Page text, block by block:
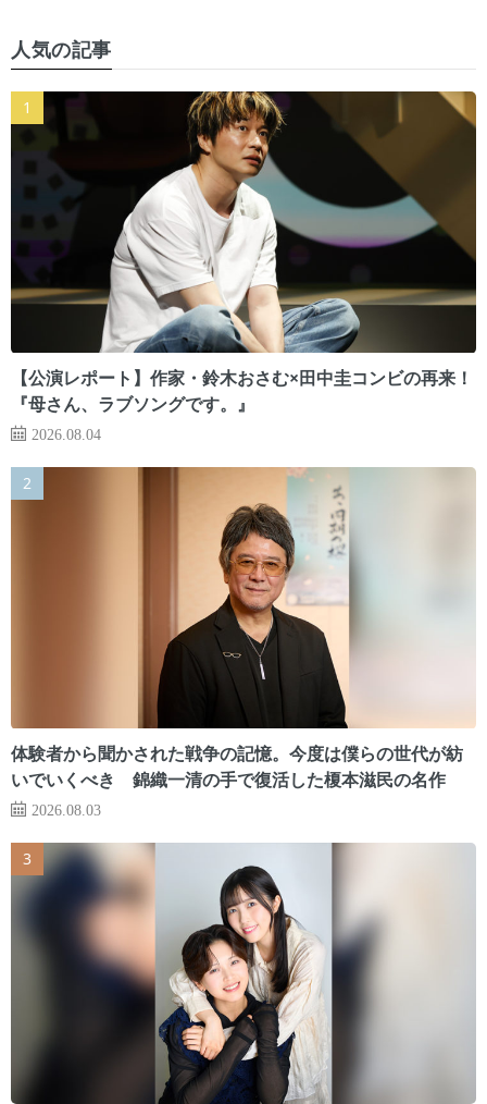
人気の記事
【公演レポート】作家・鈴木おさむ×田中圭コンビの再来！
『母さん、ラブソングです。』
2026.08.04
体験者から聞かされた戦争の記憶。今度は僕らの世代が紡
いでいくべき 錦織一清の手で復活した榎本滋民の名作
2026.08.03